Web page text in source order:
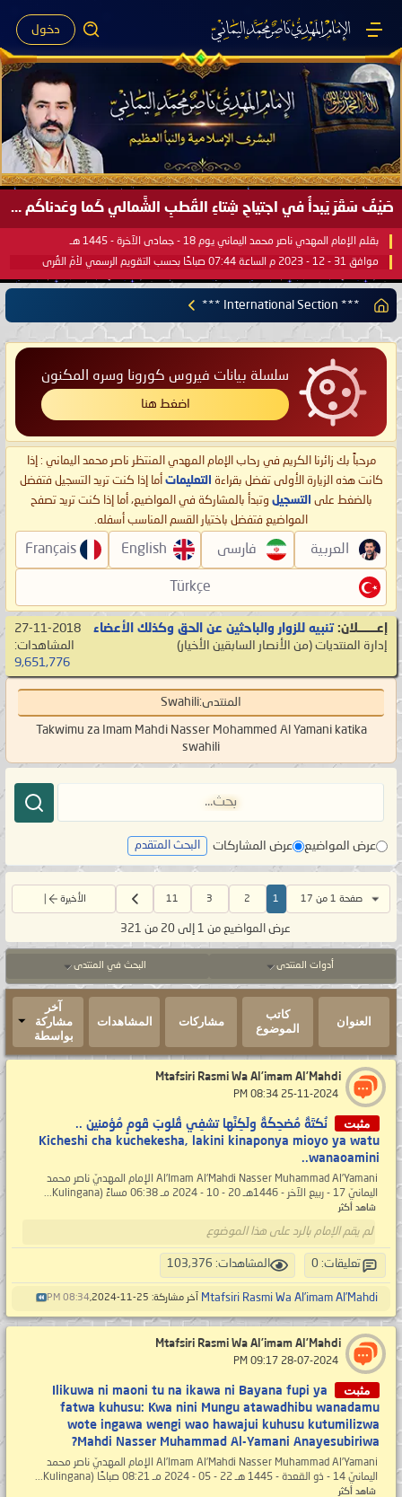
دخول
صَيْفُ سَقَرَ يَبدأُ في اجتياحِ شِتاءِ القُطبِ الشَّمالي كَما وعَدناكُم بالحقِّ لعَامِكم هذا (1445 هـ) ..
بقلم الإمام المهدي ناصر محمد اليماني يوم 18 - جمادى الآخرة - 1445 هـ
موافق 31 - 12 - 2023 م الساعة 07:44 صباحًا بحسب التقويم الرسمي لأمّ القُرى
*** International Section ***
سلسلة بيانات فيروس كورونا وسره المكنون
اضغط هنا
مرحباً بك زائرنا الكريم في رحاب الإمام المهدي المنتظر ناصر محمد اليماني : إذا
كانت هذه الزيارة الأولى تفضل بقراءة التعليمات أما إذا كنت تريد التسجيل فتفضل
بالضغط على التسجيل وتبدأ بالمشاركة في المواضيع، أما إذا كنت تريد تصفح
المواضيع فتفضل باختيار القسم المناسب أسفله.
العربية فارسی English
Français
Türkçe
إعـــــــلان: تنبيه للزوار والباحثين عن الحق وكذلك الأعضاء
إدارة المنتديات ‏(من الأنصار السابقين الأخيار)
27-11-2018
المشاهدات:
9,651,776
المنتدى:Swahili
Takwimu za Imam Mahdi Nasser Mohammed Al Yamani katika
swahili
عرض المواضيع عرض المشاركات البحث المتقدم
صفحة 1 من 17 1
2
3
11 الأخيرة
عرض المواضيع من 1 إلى 20 من 321
أدوات المنتدى البحث في المنتدى
العنوان
كاتب
الموضوع
مشاركات المشاهدات
آخر
مشاركة
بواسطة
Mtafsiri Rasmi Wa Al’imam Al’Mahdi
مثبت
نُكتَةٌ مُضحِكَةٌ ولَكِنَّها تشفِي قُلوبَ قَومٍ مُؤمنين ..
Kicheshi cha kuchekesha, lakini kinaponya mioyo ya watu
wanaoamini..
Al’Imam Al’Mahdi Nasser Muhammad Al’Yamani الإمام المهديّ ناصر محمد
اليمانيّ 17 - ربيع الآخر - 1446هـ 20 - 10 - 2024 مـ 06:38 مساءً (Kulingana...
شاهد أكثر
لم يقم الإمام بالرد على هذا الموضوع
تعليقات: 0 المشاهدات: 103,376
Mtafsiri Rasmi Wa Al’imam Al’Mahdi آخر مشاركة: 25-11-2024, 08:34 PM
Mtafsiri Rasmi Wa Al’imam Al’Mahdi
مثبت
Ilikuwa ni maoni tu na ikawa ni Bayana fupi ya
fatwa kuhusu: Kwa nini Mungu atawadhibu wanadamu
wote ingawa wengi wao hawajui kuhusu kutumilizwa
Mahdi Nasser Muhammad Al-Yamani Anayesubiriwa?
Al’Imam Al’Mahdi Nasser Muhammad Al’Yamani الإمام المهديّ ناصر محمد
اليمانيّ 14 - ذو القعدة - 1445 هـ 22 - 05 - 2024 مـ 08:21 صباحًا (Kulingana...
شاهد أكثر